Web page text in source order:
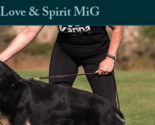
Love & Spirit MiG